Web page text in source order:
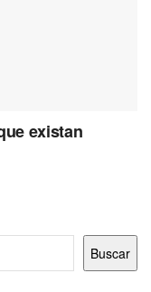
existan
Buscar